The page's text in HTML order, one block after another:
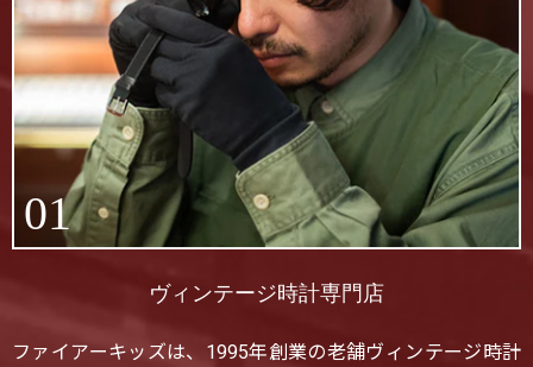
01
ヴィンテージ時計専門店
ファイアーキッズは、1995年創業の老舗ヴィンテージ時計